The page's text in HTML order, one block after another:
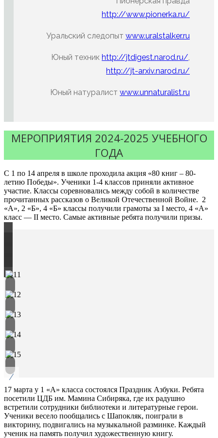
http://www.pionerka.ru/
Уральский следопыт www.uralstalker.ru
Юный техник http://jtdigest.narod.ru/,
http://jt-arxiv.narod.ru/
Юный натуралист www.unnaturalist.ru
МЕРОПРИЯТИЯ 2024-2025 УЧЕБНОГО
ГОДА
С 1 по 14 апреля в школе проходила акция «80 книг – 80-
летию Победы». Ученики 1-4 классов приняли активное
участие. Классы соревновались между собой в количестве
прочитанных рассказов о Великой Отечественной Войне. 2
«А», 2 «Б», 4 «Б» классы получили грамоты за I место, 4 «А»
класс — II место. Самые активные ребята получили призы.
/
17 марта у 1 «А» класса состоялся Праздник Азбуки. Ребята
посетили ЦДБ им. Мамина Сибиряка, где их радушно
встретили сотрудники библиотеки и литературные герои.
Ученики весело пообщались с Шапокляк, поиграли в
викторину, подвигались на музыкальной разминке. Каждый
ученик на память получил художественную книгу.